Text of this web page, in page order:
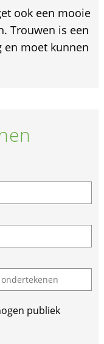
ook een mooie
Trouwen is een
en moet kunnen
publiek